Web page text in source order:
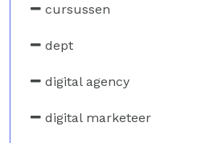
cursussen
dept
digital agency
digital marketeer